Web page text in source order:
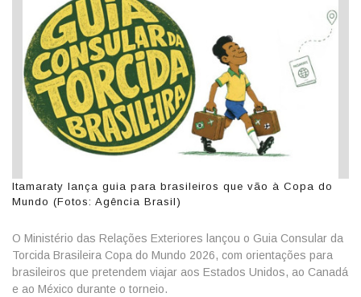
Itamaraty lança guia para brasileiros que vão à Copa do
Mundo (Fotos: Agência Brasil)
O Ministério das Relações Exteriores lançou o Guia Consular da
Torcida Brasileira Copa do Mundo 2026, com orientações para
brasileiros que pretendem viajar aos Estados Unidos, ao Canadá
e ao México durante o torneio.